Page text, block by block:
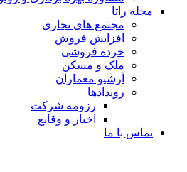
مجله راتا
مجتمع های تجاری
افزایش فروش
خرده فروشی
ملک و مسکن
آرشیو معماران
رویدادها
رزومه شرکت
اخبار و وقایع
تماس با ما